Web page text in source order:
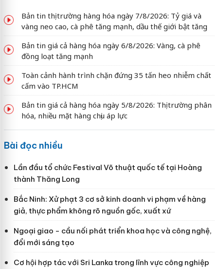
Bản tin thị trường hàng hóa ngày 7/8/2026: Tỷ giá và
vàng neo cao, cà phê tăng mạnh, dầu thế giới bật tăng
Bản tin giá cả hàng hóa ngày 6/8/2026: Vàng, cà phê
đồng loạt tăng mạnh
Toàn cảnh hành trình chặn đứng 35 tấn heo nhiễm chất
cấm vào TP.HCM
Bản tin giá cả hàng hóa ngày 5/8/2026: Thị trường phân
hóa, nhiều mặt hàng chịu áp lực
Bài đọc nhiều
Lần đầu tổ chức Festival Võ thuật quốc tế tại Hoàng
thành Thăng Long
Bắc Ninh: Xử phạt 3 cơ sở kinh doanh vi phạm về hàng
giả, thực phẩm không rõ nguồn gốc, xuất xứ
Ngoại giao - cầu nối phát triển khoa học và công nghệ,
đổi mới sáng tạo
Cơ hội hợp tác với Sri Lanka trong lĩnh vực công nghiệp